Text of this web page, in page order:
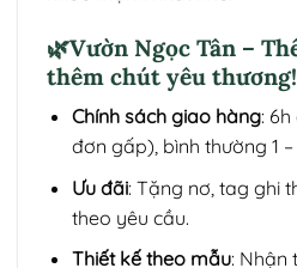
🌿Vườn Ngọc Tân –
thêm chút yêu
Chính sách giao hàng: 6h
đơn gấp), bình thường 1
Ưu đãi: Tặng nơ, tag ghi
theo yêu cầu.
Thiết kế theo mẫu: Nhận